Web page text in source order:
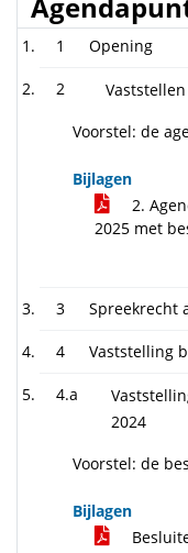
1 Opening
2
Voorstel: de
Bijlagen
2.
2025 met
3 Spreekrecht
4 Vaststelling
4.a
2024
Voorstel: de
Bijlagen